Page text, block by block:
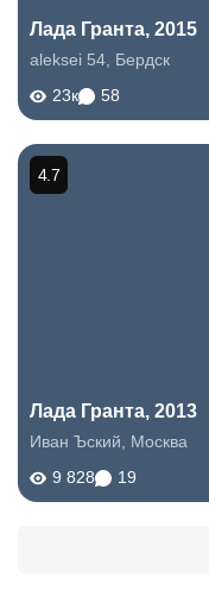
Лада Гранта, 2015
aleksei 54 Бердск
23к
58
Лада Гранта, 2013
Иван Ъский
Москва
9 828
19
4.7